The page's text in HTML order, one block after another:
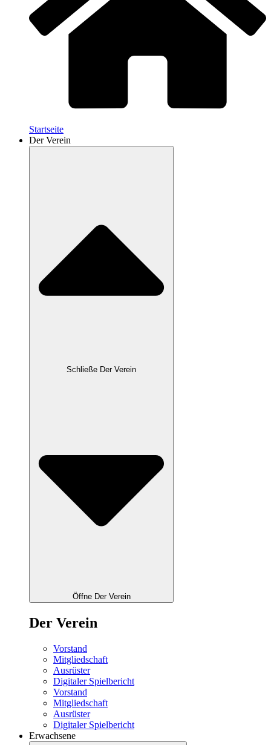
Startseite
Der Verein
Schließe Der Verein
Öffne Der Verein
Der Verein
Vorstand
Mitgliedschaft
Ausrüster
Digitaler Spielbericht
Vorstand
Mitgliedschaft
Ausrüster
Digitaler Spielbericht
Erwachsene